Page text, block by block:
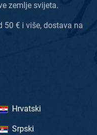
zemlje svijeta.
50 € i više, dostava na
Hrvatski
Srpski